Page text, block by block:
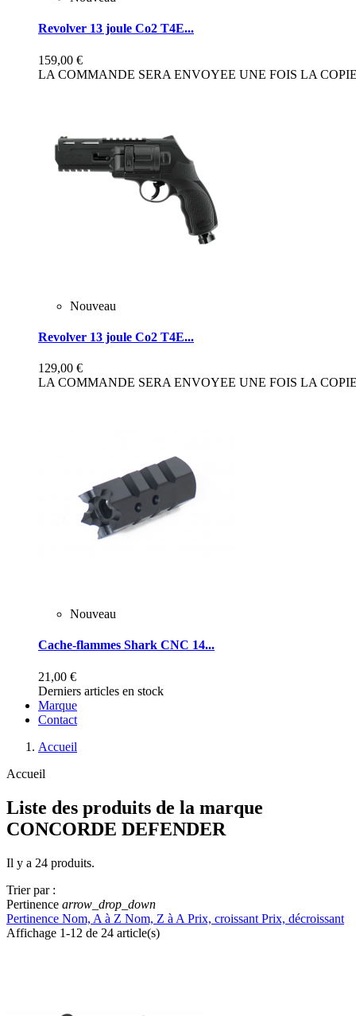
Revolver 13 joule Co2 T4E...
159,00 €
LA COMMANDE SERA ENVOYEE UNE FOIS LA
Nouveau
Revolver 13 joule Co2 T4E...
129,00 €
LA COMMANDE SERA ENVOYEE UNE FOIS LA
Nouveau
Cache-flammes Shark CNC 14...
21,00 €
Derniers articles en stock
Marque
Contact
Accueil
Accueil
Liste des produits de la marque
CONCORDE DEFENDER
Il y a 24 produits.
Trier par :
Pertinence arrow_drop_down
Pertinence Nom, A à Z Nom, Z à A Prix, croissant Prix, décroissant
Affichage 1-12 de 24 article(s)